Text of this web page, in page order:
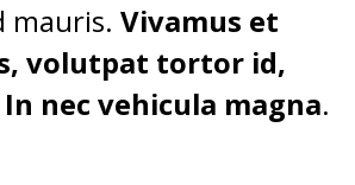
mauris. Vivamus et
volutpat tortor id,
nec vehicula magna.